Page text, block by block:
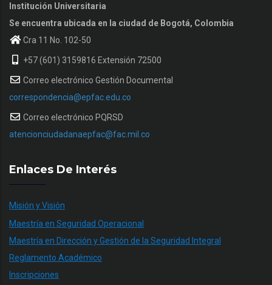
Institución Universitaria
Se encuentra ubicada en la ciudad de Bogotá, Colombia
Cra 11 No. 102-50
+57 (601) 3159816 Extensión 72500
Correo electrónico Gestión Documental
correspondencia@epfac.edu.co
Correo electrónico PQRSD
atencionciudadanaepfac@fac.mil.co
Enlaces De Interés
Misión y Visión
Maestría en Seguridad Operacional
Maestría en Dirección y Gestión de la Seguridad Integral
Reglamento Académico
Inscripciones